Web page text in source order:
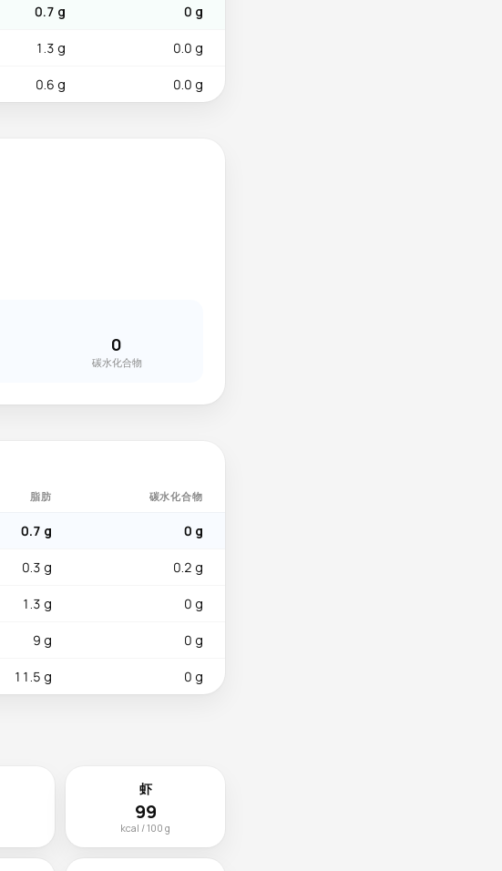
0.7 g 0 g
1.3 g 0.0 g
0.6 g 0.0 g
0
碳水化合物
脂肪 碳水化合物
0.7 g 0 g
0.3 g 0.2 g
1.3 g 0 g
9 g 0 g
11.5 g 0 g
虾
99
kcal / 100 g